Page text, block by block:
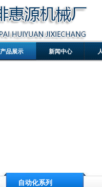
产品展示 新闻中心
自动化系列